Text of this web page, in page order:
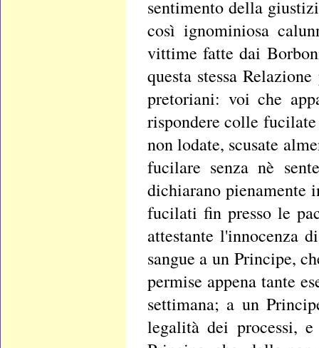
sentimento della
così ignominiosa
vittime fatte dai
questa stessa
pretoriani: voi che
rispondere colle
non lodate, scusate
fucilare senza nè
dichiarano pienamente
fucilati fin presso le
attestante l'innocenza
sangue a un Principe,
permise appena tante
settimana; a un
legalità dei processi,